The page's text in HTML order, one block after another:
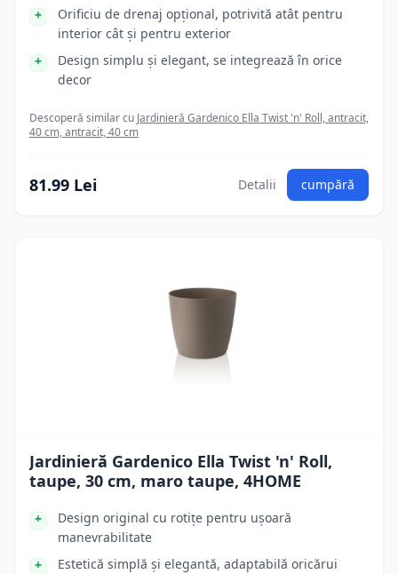
Orificiu de drenaj opțional, potrivită atât pentru
interior cât și pentru exterior
Design simplu și elegant, se integrează în orice
decor
Descoperă similar cu Jardinieră Gardenico Ella Twist 'n' Roll, antracit,
40 cm, antracit, 40 cm
81.99 Lei Detalii cumpără
Jardinieră Gardenico Ella Twist 'n' Roll,
taupe, 30 cm, maro taupe, 4HOME
Design original cu rotițe pentru ușoară
manevrabilitate
Estetică simplă și elegantă, adaptabilă oricărui